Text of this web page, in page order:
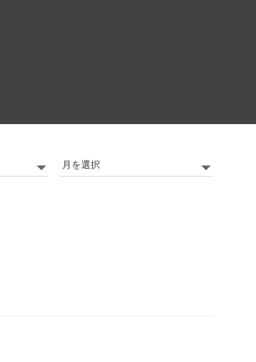
Archives